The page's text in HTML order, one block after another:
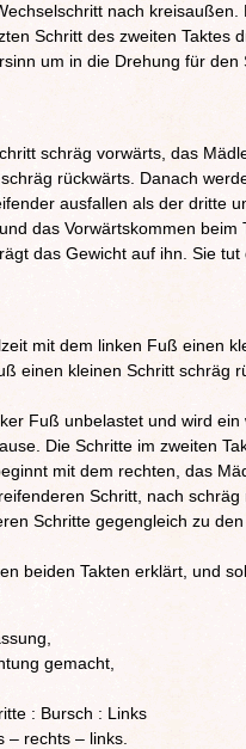
nach kreisaußen.
Schritt des zweiten Taktes
um in die Drehung für den
schräg vorwärts, das
rückwärts. Danach
ausfallen als der dritte
das Vorwärtskommen beim
das Gewicht auf ihn. Sie tut
mit dem linken Fuß einen
einen kleinen Schritt schräg
Fuß unbelastet und wird ein
Die Schritte im zweiten
mit dem rechten, das
Schritt, nach schräg
Schritte gegengleich zu den
beiden Takten erklärt, und
gemacht,
: Bursch : Links
– rechts – links.